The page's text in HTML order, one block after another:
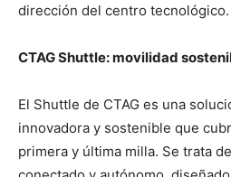
dirección del centro tecnológico.
CTAG Shuttle: movilidad
El Shuttle de CTAG es una
innovadora y sostenible que
primera y última milla. Se trata